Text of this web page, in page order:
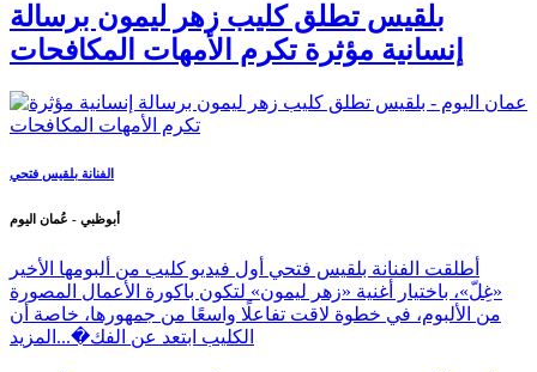
بلقيس تطلق كليب زهر ليمون برسالة
إنسانية مؤثرة تكرم الأمهات المكافحات
الفنانة بلقيس فتحي
أبوظبي - عُمان اليوم
أطلقت الفنانة بلقيس فتحي أول فيديو كليب من ألبومها الأخير
«غِلّ»، باختيار أغنية «زهر ليمون» لتكون باكورة الأعمال المصورة
من الألبوم، في خطوة لاقت تفاعلًا واسعًا من جمهورها، خاصة أن
الكليب ابتعد عن الفك�... المزيد